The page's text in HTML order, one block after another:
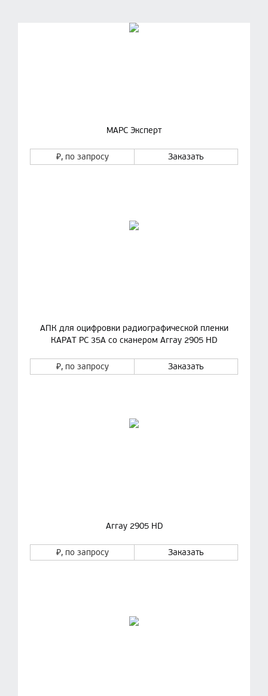
МАРС Эксперт
₽, по запросу Заказать
АПК для оцифровки радиографической пленки
КАРАТ РС 35А со сканером Array 2905 HD
₽, по запросу Заказать
Array 2905 HD
₽, по запросу Заказать